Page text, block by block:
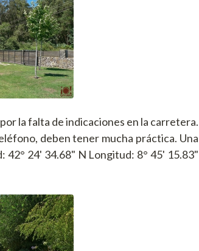
la falta de indicaciones en la carretera.
deben tener mucha práctica. Una
42° 24' 34.68" N Longitud: 8° 45' 15.83"